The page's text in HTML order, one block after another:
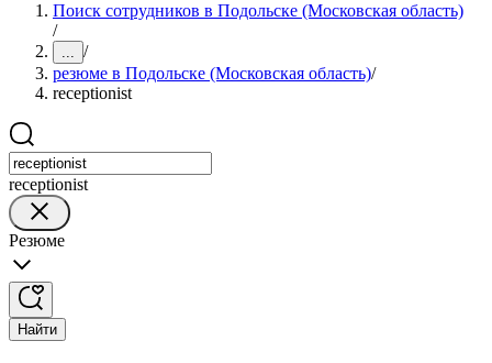
Поиск сотрудников в Подольске (Московская область)
/
... /
резюме в Подольске (Московская область)/
receptionist
receptionist
Резюме
Найти